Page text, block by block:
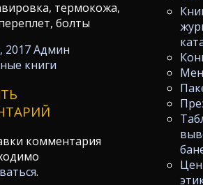
термокожа,
болты
2017 Админ
книги
комментария
.